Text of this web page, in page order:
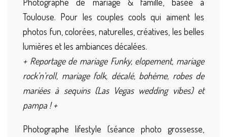
Toulouse. Pour les couples cools qui aiment les
photos fun, colorées, naturelles, créatives, les belles
lumières et les ambiances décalées.
+ Reportage de mariage Funky, elopement, mariage
rock’n’roll, mariage folk, décalé, bohème, robes de
mariées à sequins (Las Vegas wedding vibes) et
pampa ! +
Photographe lifestyle (séance photo grossesse,